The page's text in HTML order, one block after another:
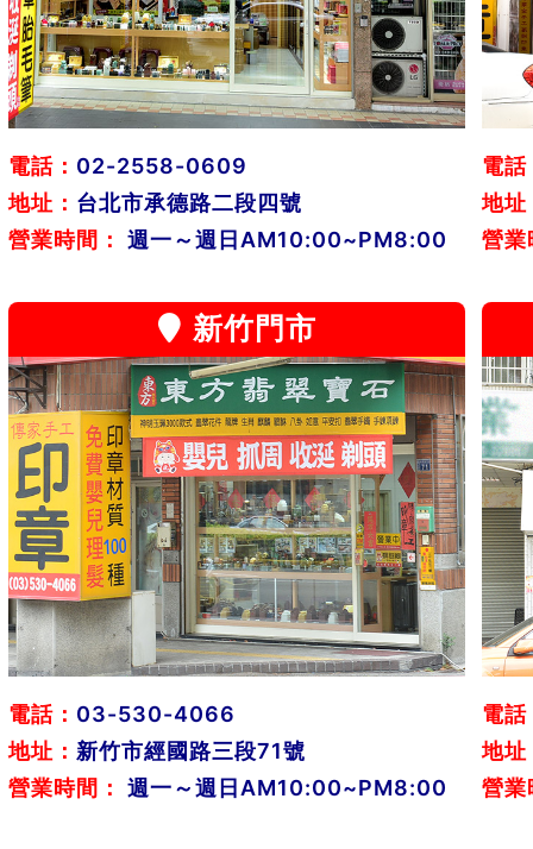
電話： 02-2558-0609
地址： 台北市承德路二段四號
營業時間：
週一～週日AM10:00~PM8:00
電話
地址
營業
新竹門市
電話： 03-530-4066
地址： 新竹市經國路三段71號
營業時間：
週一～週日AM10:00~PM8:00
電話
地址
營業